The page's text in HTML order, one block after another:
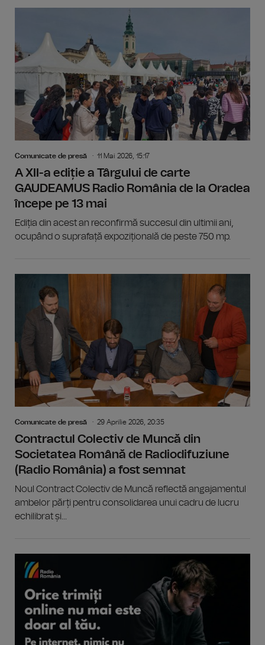
Comunicate de presă 11 Mai 2026, 15:17
A XII-a ediție a Târgului de carte
GAUDEAMUS Radio România de la Oradea
începe pe 13 mai
Ediția din acest an reconfirmă succesul din ultimii ani,
ocupând o suprafață expozițională de peste 750 mp.
Comunicate de presă 29 Aprilie 2026, 20:35
Contractul Colectiv de Muncă din
Societatea Română de Radiodifuziune
(Radio România) a fost semnat
Noul Contract Colectiv de Muncă reflectă angajamentul
ambelor părți pentru consolidarea unui cadru de lucru
echilibrat și...